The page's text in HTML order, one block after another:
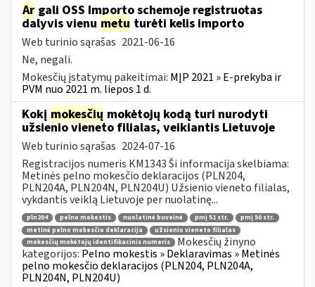
Ar gali OSS Importo schemoje registruotas
dalyvis vienu metu turėti kelis importo
Web turinio sąrašas 2021-06-16
Ne, negali.
Mokesčių įstatymų pakeitimai: MĮP 2021 » E-prekyba ir
PVM nuo 2021 m. liepos 1 d.
Kokį mokesčių mokėtojų kodą turi nurodyti
užsienio vieneto filialas, veikiantis Lietuvoje
Web turinio sąrašas 2024-07-16
Registracijos numeris KM1343 Ši informacija skelbiama:
Metinės pelno mokesčio deklaracijos (PLN204,
PLN204A, PLN204N, PLN204U) Užsienio vieneto filialas,
vykdantis veiklą Lietuvoje per nuolatinę...
pln204 pelno mokestis nuolatinė buveinė pmį 51 str.
pmį 50 str.
metinė pelno mokesčio deklaracija
užsienio vieneto filialas
mokesčių mokėtojų identifikacinis numeris
Mokesčių žinyno
kategorijos: Pelno mokestis » Deklaravimas » Metinės
pelno mokesčio deklaracijos (PLN204, PLN204A,
PLN204N, PLN204U)